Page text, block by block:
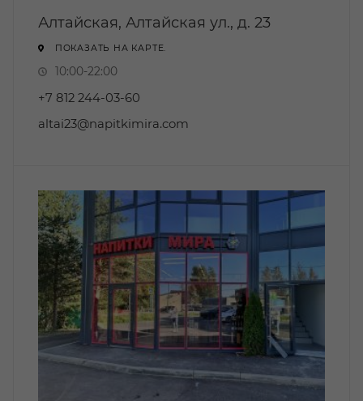
Алтайская, Алтайская ул., д. 23
ПОКАЗАТЬ НА КАРТЕ.
10:00-22:00
+7 812 244-03-60
altai23@napitkimira.com